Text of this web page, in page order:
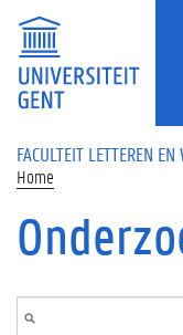
Overslaan en naar de inhoud
FACULTEIT LETTEREN
Home